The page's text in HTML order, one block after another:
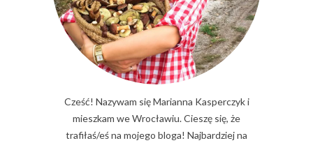
Cześć! Nazywam się Marianna Kasperczyk i
mieszkam we Wrocławiu. Cieszę się, że
trafiłaś/eś na mojego bloga! Najbardziej na